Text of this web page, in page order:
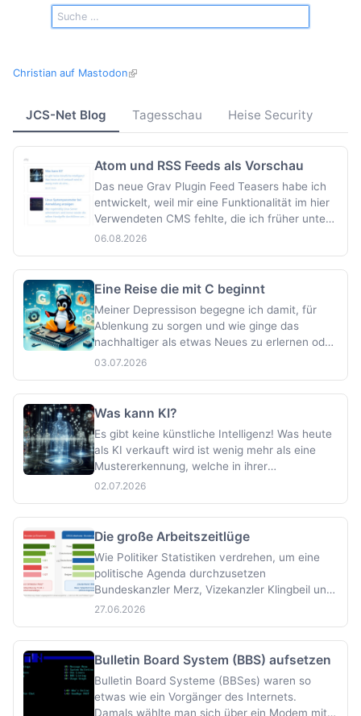
Christian auf Mastodon
JCS-Net Blog Tagesschau Heise Security
Atom und RSS Feeds als Vorschau
Das neue Grav Plugin Feed Teasers habe ich
entwickelt, weil mir eine Funktionalität im hier
Verwendeten CMS fehlte, die ich früher unter
Wordpress auf meinem Blog verwendet habe
hinzuweisen, bzw. sie zu verlinken.
Sicherheitsmeldungen von Heise Security und
06.08.2026
Eine Reise die mit C beginnt
Meiner Depressison begegne ich damit, für
Ablenkung zu sorgen und wie ginge das
nachhaltiger als etwas Neues zu erlernen oder
etwas vergessen Geglaubtes wieder zu
Stunden erledigt sind. Manchmal lässt sich das
Intere…
03.07.2026
Was kann KI?
Es gibt keine künstliche Intelligenz! Was heute
als KI verkauft wird ist wenig mehr als eine
Mustererkennung, welche in ihrer
generalisierten Form bereits an Grenzen des
Large Language Model (LLM), wobei das erst
einmal mehr mit Vektoren zu tun hat, als mit
02.07.2026
Die große Arbeitszeitlüge
Wie Politiker Statistiken verdrehen, um eine
politische Agenda durchzusetzen
Bundeskanzler Merz, Vizekanzler Klingbeil und
Ministerpräsident Kretschmann behaupten
gearbeitet. Die Zahlen, auf die sie sich
stützen, erzählen jedoch eine andere
Geschichte — oder bes…
27.06.2026
Bulletin Board System (BBS) aufsetzen
Bulletin Board Systeme (BBSes) waren so
etwas wie ein Vorgänger des Internets.
Damals wählte man sich über ein Modem mit